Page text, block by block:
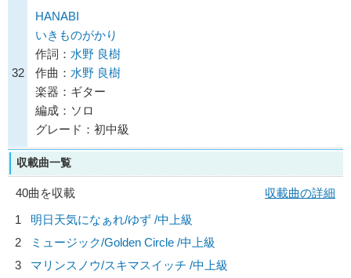
32
HANABI
いきものがかり
作詞： 水野 良樹
作曲： 水野 良樹
楽器：ギター
編成：ソロ
グレード：初中級
収載曲一覧
40曲を収載
収載曲の詳細
1
明日天気になぁれ/ゆず /中上級
2
ミュージック/Golden Circle /中上級
3
マリンスノウ/スキマスイッチ /中上級